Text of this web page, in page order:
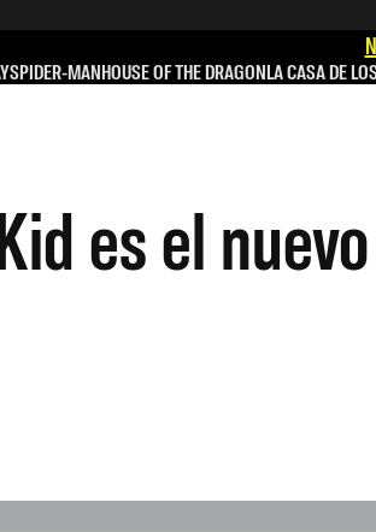
SPIDER-MANHOUSE OF THE DRAGONLA CASA DE
es el